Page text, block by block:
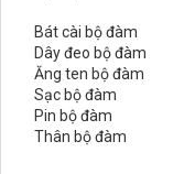
Bát cài bộ đàm
Dây đeo bộ đàm
Ăng ten bộ đàm
Sạc bộ đàm
Pin bộ đàm
Thân bộ đàm